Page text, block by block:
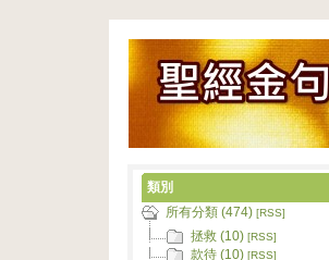
類別
所有分類 (474) [RSS]
拯救 (10) [RSS]
款待 (10) [RSS]